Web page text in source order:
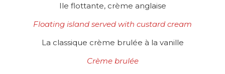
Ile flottante, crème anglaise
Floating island served with custard cream
La classique crème brulée à la vanille
Crème brulée